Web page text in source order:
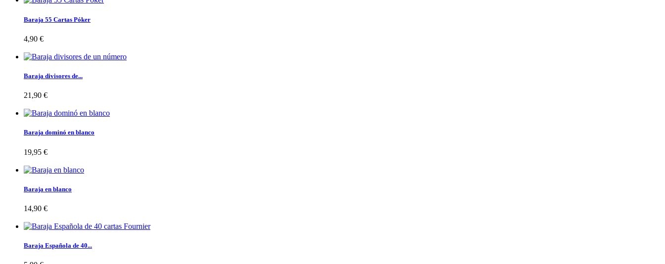
Baraja 55 Cartas Póker
4,90 €
Baraja divisores de...
21,90 €
Baraja dominó en blanco
19,95 €
Baraja en blanco
14,90 €
Baraja Española de 40...